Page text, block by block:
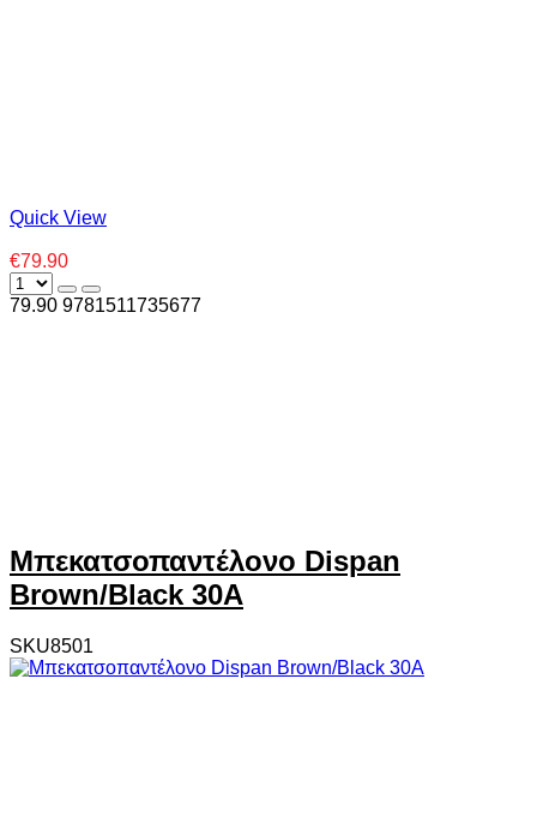
Quick View
€79.90
79.90 9781511735677
Μπεκατσοπαντέλονο Dispan
Brown/Black 30A
SKU8501